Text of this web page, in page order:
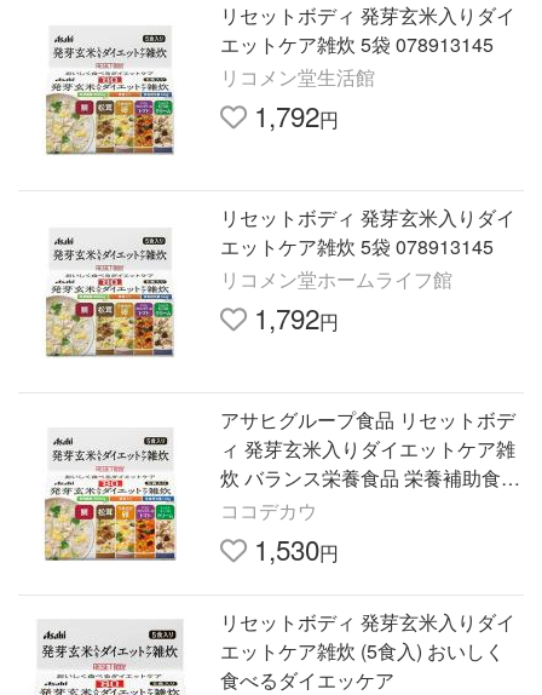
リセットボディ 発芽玄米入りダイ
エットケア雑炊 5袋 078913145
リコメン堂生活館
1,792円
リセットボディ 発芽玄米入りダイ
エットケア雑炊 5袋 078913145
リコメン堂ホームライフ館
1,792円
アサヒグループ食品 リセットボデ
ィ 発芽玄米入りダイエットケア雑
炊 バランス栄養食品 栄養補助食品
栄養ドリンク 健康食品
ココデカウ
1,530円
リセットボディ 発芽玄米入りダイ
エットケア雑炊 (5食入) おいしく
食べるダイエッケア